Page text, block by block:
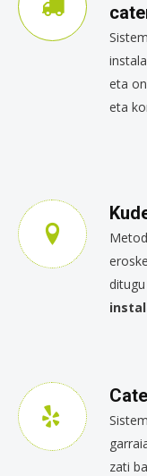
eta
eta
zati